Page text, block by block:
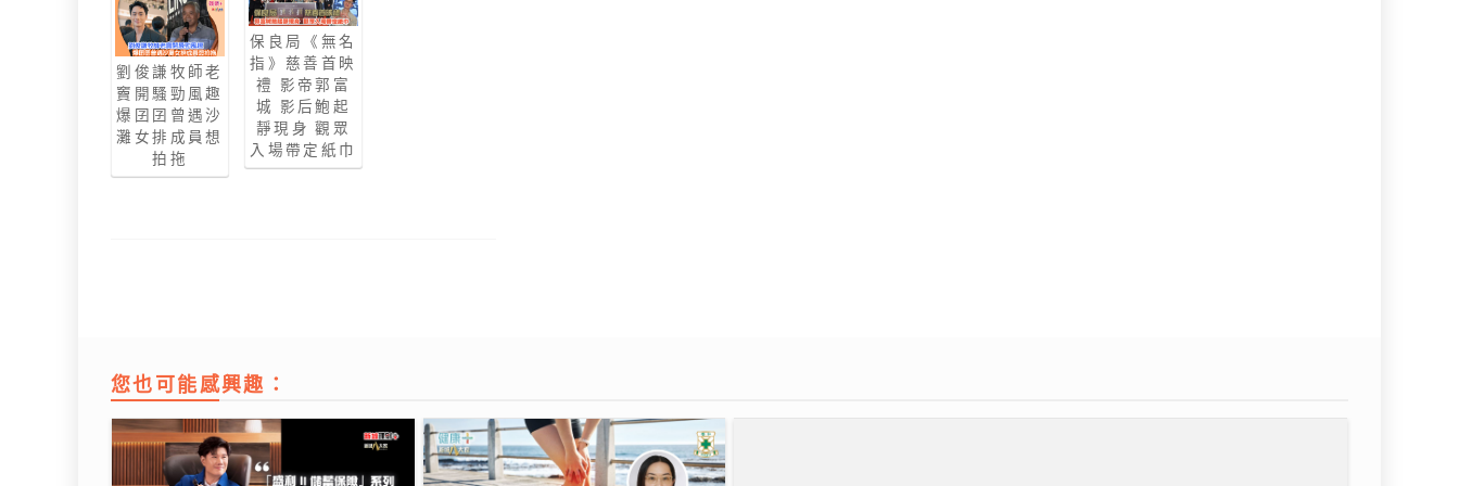
劉俊謙牧師老
竇開騷勁風趣
爆囝囝曾遇沙
灘女排成員想
拍拖
保良局《無名
指》慈善首映
禮 影帝郭富
城 影后鮑起
靜現身 觀眾
入場帶定紙巾
您也可能感興趣：